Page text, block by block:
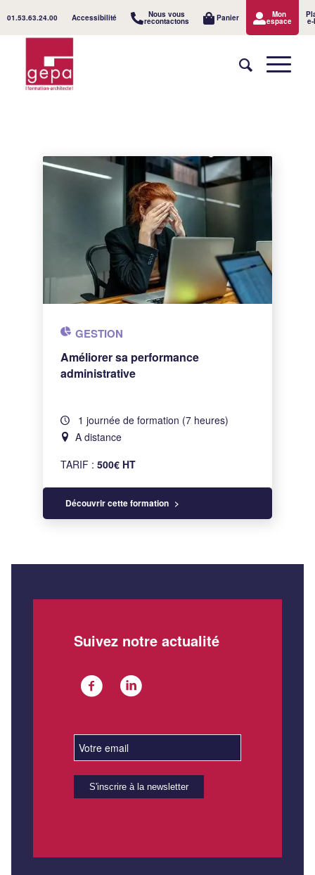
01.53.63.24.00 Accessibilité Nous vous
recontactons Panier Mon
espace
GESTION
Améliorer sa performance
administrative
1 journée de formation (7 heures)
A distance
TARIF :500€ HT
Découvrir cette formation
Suivez notre actualité